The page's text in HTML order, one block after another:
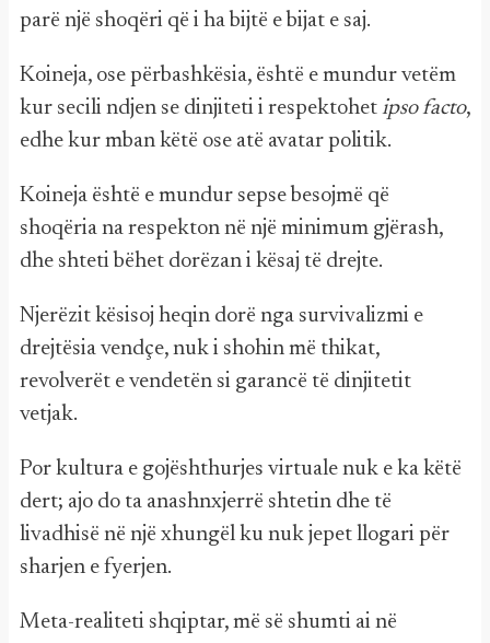
parë një shoqëri që i ha bijtë e bijat e saj.
Koineja, ose përbashkësia, është e mundur vetëm
kur secili ndjen se dinjiteti i respektohet ipso facto,
edhe kur mban këtë ose atë avatar politik.
Koineja është e mundur sepse besojmë që
shoqëria na respekton në një minimum gjërash,
dhe shteti bëhet dorëzan i kësaj të drejte.
Njerëzit kësisoj heqin dorë nga survivalizmi e
drejtësia vendçe, nuk i shohin më thikat,
revolverët e vendetën si garancë të dinjitetit
vetjak.
Por kultura e gojështhurjes virtuale nuk e ka këtë
dert; ajo do ta anashnxjerrë shtetin dhe të
livadhisë në një xhungël ku nuk jepet llogari për
sharjen e fyerjen.
Meta-realiteti shqiptar, më së shumti ai në